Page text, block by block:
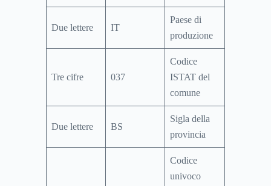
Due lettere IT
Paese di
produzione
Tre cifre 037
Codice
ISTAT del
comune
Due lettere BS
Sigla della
provincia
Codice
univoco